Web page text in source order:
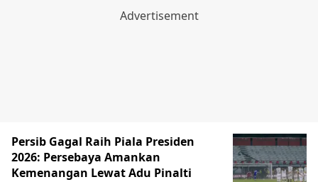
Persib Gagal Raih Piala Presiden
2026: Persebaya Amankan
Kemenangan Lewat Adu Pinalti